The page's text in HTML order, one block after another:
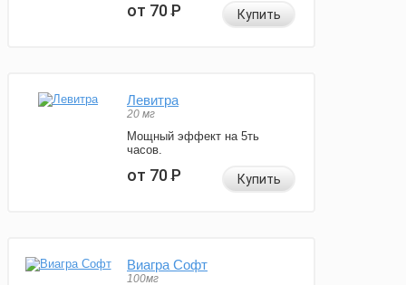
от 70Р Купить
Левитра
20 мг
Мощный эффект на 5ть
часов.
от 70Р Купить
Виагра Софт
100мг